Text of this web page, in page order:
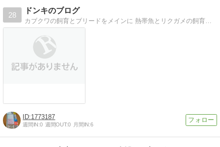
28
ドンキのブログ
カブクワの飼育とブリードをメインに 熱帯魚とリクガメの飼育を書かせていただきます飼育、ブリード、ブログ、初心者ではありますが宜しくお願いします
1773187
週間IN:0 週間OUT:0 月間IN:6